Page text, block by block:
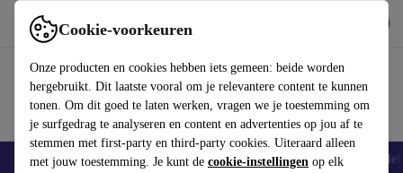
Cookie-voorkeuren
Onze producten en cookies hebben iets gemeen: beide worden
hergebruikt. Dit laatste vooral om je relevantere content te kunnen
tonen. Om dit goed te laten werken, vragen we je toestemming om
je surfgedrag te analyseren en content en advertenties op jou af te
stemmen met first-party en third-party cookies. Uiteraard alleen
met jouw toestemming. Je kunt de cookie-instellingen op elk
Gebruik refurbed snel en eenvoudig
Smartphones Laptops Tablets Smartwatches Accessoires